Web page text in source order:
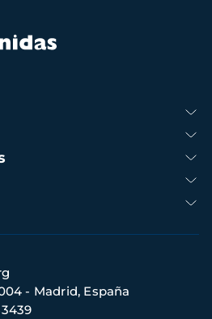
- Madrid, España